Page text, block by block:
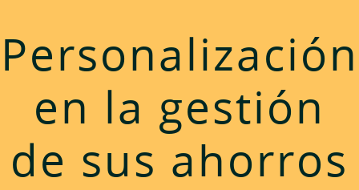
Personalización
en la gestión
de sus ahorros